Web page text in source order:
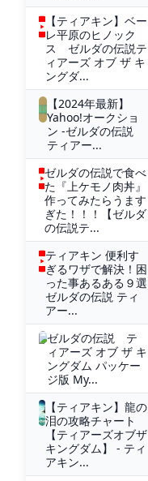
【ティアキン】ベー
レ平原のヒノック
ス ゼルダの伝説テ
ィアーズ オブ ザ キ
ングダ...
【2024年最新】
Yahoo!オークショ
ン -ゼルダの伝説
ティアー...
ゼルダの伝説で食べ
た『上ケモノ肉丼』
作ってみたらうます
ぎた！！！【ゼルダ
の伝説テ...
ティアキン 便利す
ぎるワザで解決！困
った事あるある９選
ゼルダの伝説 ティ
アー...
ゼルダの伝説 テ
ィアーズ オブ ザ キ
ングダム パッケー
ジ版 My...
【ティアキン】龍の
泪の攻略チャート
【ティアーズオブザ
キングダム】 - ティ
アキン...